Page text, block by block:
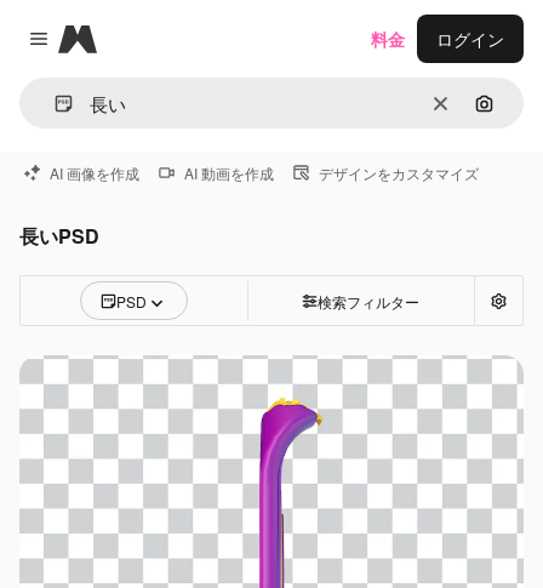
Close menu
Magnific
消去 画像で
料金 ログイン
AI 画像を作成 AI 動画を作成 デザインをカスタマイズ
長いPSD
PSD 検索フィルター